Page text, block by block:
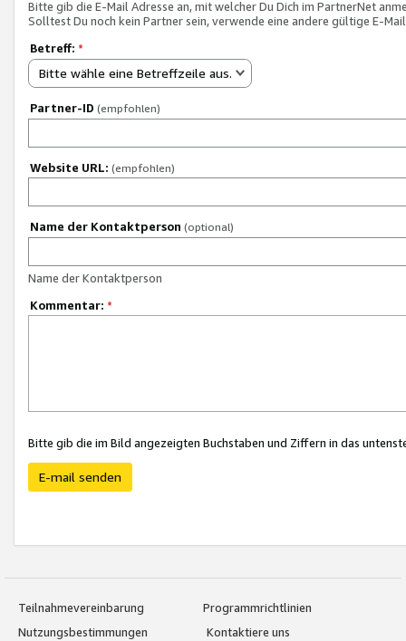
Bitte gib die E-Mail Adresse an, mit welcher Du Dich im PartnerNet
Solltest Du noch kein Partner sein, verwende eine andere gültige E-
Betreff: *
Bitte wähle eine Betreffzeile aus.
Partner-ID (empfohlen)
Website URL: (empfohlen)
Name der Kontaktperson (optional)
Name der Kontaktperson
Kommentar: *
Bitte gib die im Bild angezeigten Buchstaben und Ziffern in das
E-mail senden
Teilnahmevereinbarung
Programmrichtlinien
Nutzungsbestimmungen
Kontaktiere uns